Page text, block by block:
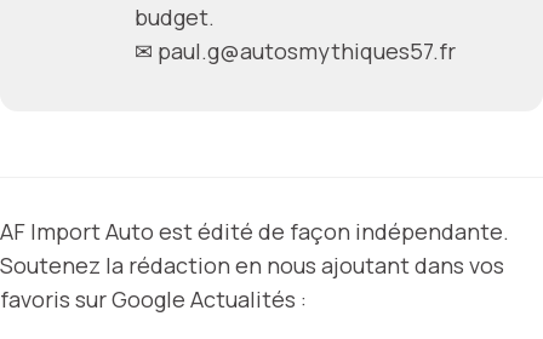
budget.
✉ paul.g@autosmythiques57.fr
AF Import Auto est édité de façon indépendante.
Soutenez la rédaction en nous ajoutant dans vos
favoris sur Google Actualités :